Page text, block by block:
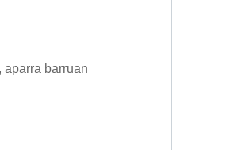
aparra barruan